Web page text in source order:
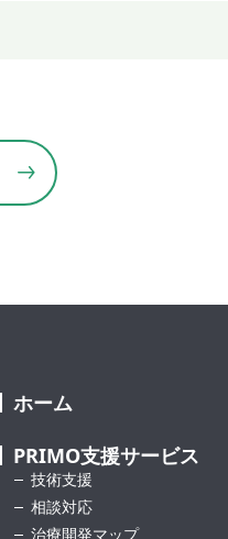
ホーム
PRIMO支援サービス
技術支援
相談対応
治療開発マップ